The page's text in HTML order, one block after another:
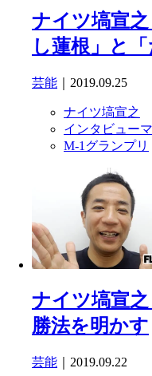
ナイツ塙宣
し蓮根」と「
芸能 ｜2019.09.25
ナイツ塙宣之
インタビュー
M-1グランプリ
ナイツ塙宣
勝法を明かす
芸能 ｜2019.09.22